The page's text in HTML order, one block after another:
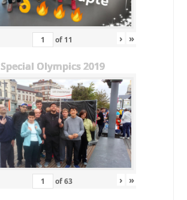
of 11 › »
Special Olympics 2019
of63 › »